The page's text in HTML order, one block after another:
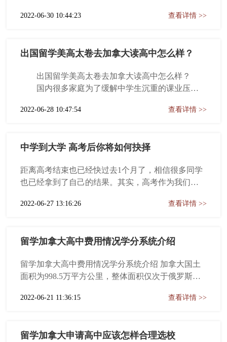
拿大高中留学申请的难度不算特别大，费用也相对
中留学 一、加拿大高中留学注...
2022-06-30 10:44:23 查看详情 >>
出国留学美高太卷去加拿大读高中怎么样？
出国留学美高太卷去加拿大读高中怎么样？
国内很多家庭为了缓解中学生沉重的课业压
的均衡发展，以切实提高孩子的综合能力，往往在
而在众多的留学国家选择中，美...
2022-06-28 10:47:54 查看详情 >>
中学到大学 高考后你将如何抉择
距离高考结束也已经快过去1个月了，相信很多同学
也已经拿到了自己的结果。其实，高考作为我们国
要逼迫大家去疯狂内卷，而是希望通过这个节点，
第一次重大的测试，对结果的执念也是...
2022-06-27 13:16:26 查看详情 >>
留学加拿大高中费用情况学分系统介绍
留学加拿大高中费用情况学分系统介绍 加拿大国土
面积为998.5万平方公里，整体面积仅次于俄罗斯，
怎么会没有适合大多数人的教育选项呢？ 我们看看
真香！...
2022-06-21 11:36:15 查看详情 >>
留学加拿大申请高中应该怎样合理选校